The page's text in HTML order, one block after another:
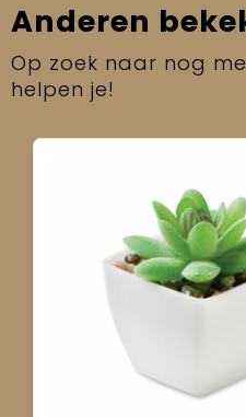
Anderen
Op zoek naar nog
helpen je!